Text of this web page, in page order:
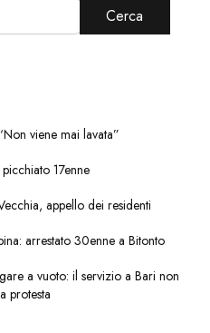
Cerca
viene mai lavata”
17enne
appello dei residenti
arrestato 30enne a Bitonto
a vuoto: il servizio a Bari non
protesta